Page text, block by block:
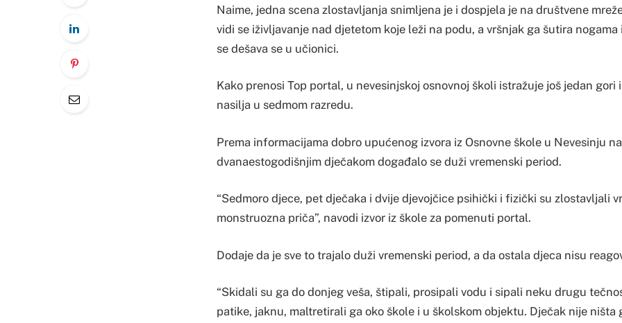
Naime, jedna scena zlostavljanja snimljena je i dospjela je na društvene
vidi se iživljavanje nad djetetom koje leži na podu, a vršnjak ga šutira nogama
se dešava se u učionici.
Kako prenosi Top portal, u nevesinjskoj osnovnoj školi istražuje još jedan
nasilja u sedmom razredu.
Prema informacijama dobro upućenog izvora iz Osnovne škole u Nevesinju
dvanaestogodišnjim dječakom događalo se duži vremenski period.
“Sedmoro djece, pet dječaka i dvije djevojčice psihički i fizički su zlostavljali
monstruozna priča”, navodi izvor iz škole za pomenuti portal.
Dodaje da je sve to trajalo duži vremenski period, a da ostala djeca nisu
“Skidali su ga do donjeg veša, štipali, prosipali vodu i sipali neku drugu
patike, jaknu, maltretirali ga oko škole i u školskom objektu. Dječak nije ništa